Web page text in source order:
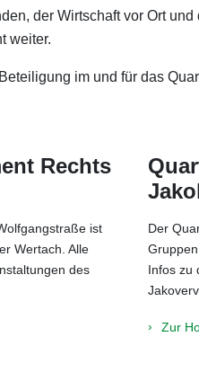
der Wirtschaft vor Ort
weiter.
im und für das
Rechts
ist
Wertach. Alle
des
Der
Infos zu
Zur